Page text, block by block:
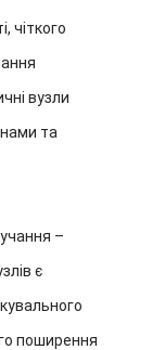
чіткого
вузли
та
–
є
поширення